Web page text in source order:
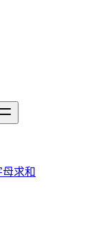
母求和